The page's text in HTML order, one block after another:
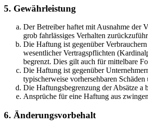
5. Gewährleistung
Der Betreiber haftet mit Ausnahme der
grob fahrlässiges Verhalten
Die Haftung ist gegenüber
wesentlicher Vertragspflichten
begrenzt. Dies gilt auch für mittelbare
Die Haftung ist gegenüber
typischerweise vorhersehbaren
Die Haftungsbegrenzung der Absätze a
Ansprüche für eine Haftung aus
6. Änderungsvorbehalt